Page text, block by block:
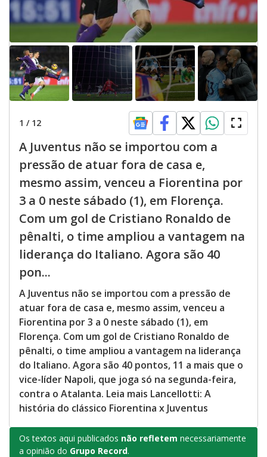
1 / 12
A Juventus não se importou com a
pressão de atuar fora de casa e,
mesmo assim, venceu a Fiorentina por
3 a 0 neste sábado (1), em Florença.
Com um gol de Cristiano Ronaldo de
pênalti, o time ampliou a vantagem na
liderança do Italiano. Agora são 40
pon...
A Juventus não se importou com a pressão de
atuar fora de casa e, mesmo assim, venceu a
Fiorentina por 3 a 0 neste sábado (1), em
Florença. Com um gol de Cristiano Ronaldo de
pênalti, o time ampliou a vantagem na liderança
do Italiano. Agora são 40 pontos, 11 a mais que o
vice-líder Napoli, que joga só na segunda-feira,
contra o Atalanta. Leia mais Lancellotti: A
história do clássico Fiorentina x Juventus
Os textos aqui publicados não refletem necessariamente
a opinião do Grupo Record.